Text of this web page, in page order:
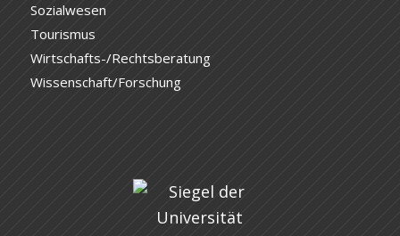
Sozialwesen
Tourismus
Wirtschafts-/Rechtsberatung
Wissenschaft/Forschung